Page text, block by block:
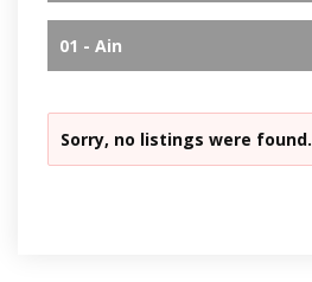
01 - Ain
Sorry, no listings were found.